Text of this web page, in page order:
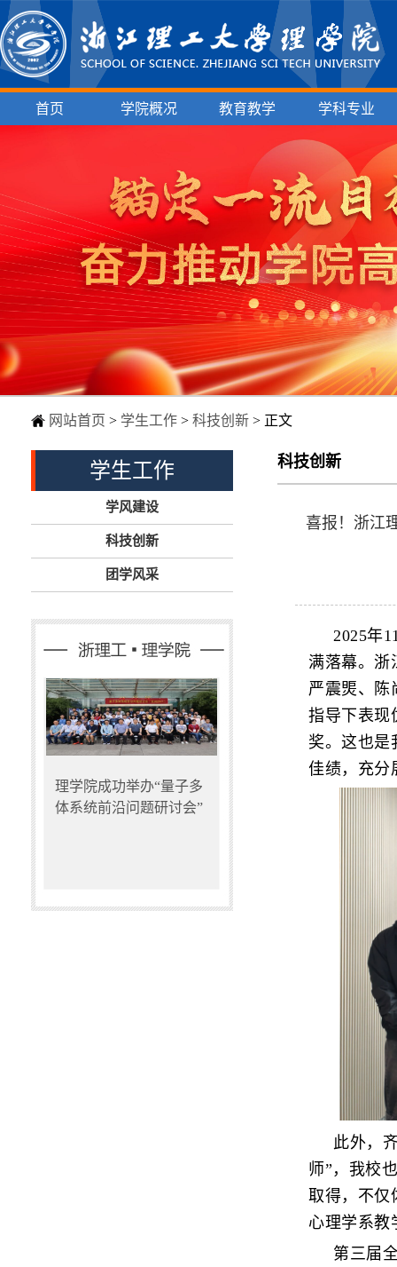
首页 学院概况 教育教学 学科专业
网站首页 > 学生工作 > 科技创新 > 正文
学生工作
学风建设
科技创新
团学风采
理学院成功举办“量子多
体系统前沿问题研讨会”
科技创新
喜报！浙江
2025年
满落幕。浙
严震煚、陈
指导下表现
奖。这也是
佳绩，充分
此外，
师”，我校
取得，不仅
心理学系教
第三届